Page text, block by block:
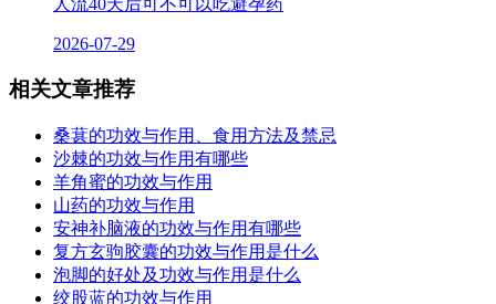
人流40天后可不可以吃避孕药
2026-07-29
相关文章推荐
桑葚的功效与作用、食用方法及禁忌
沙棘的功效与作用有哪些
羊角蜜的功效与作用
山药的功效与作用
安神补脑液的功效与作用有哪些
复方玄驹胶囊的功效与作用是什么
泡脚的好处及功效与作用是什么
绞股蓝的功效与作用